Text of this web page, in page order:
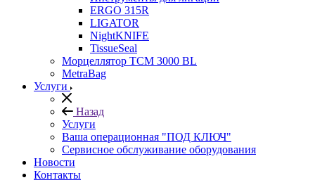
ERGO 315R
LIGATOR
NightKNIFE
TissueSeal
Морцеллятор ТСМ 3000 BL
MetraBag
Услуги
Назад
Услуги
Ваша операционная "ПОД КЛЮЧ"
Сервисное обслуживание оборудования
Новости
Контакты